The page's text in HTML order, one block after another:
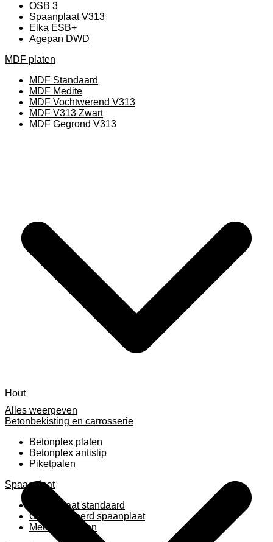
OSB 3
Spaanplaat V313
Elka ESB+
Agepan DWD
MDF platen
MDF Standaard
MDF Medite
MDF Vochtwerend V313
MDF V313 Zwart
MDF Gegrond V313
Alles weergeven
Betonbekisting en carrosserie
Betonplex platen
Betonplex antislip
Piketpalen
Spaanplaat
Spaanplaat standaard
Geplastificeerd spaanplaat
Meubelpanelen
Hout